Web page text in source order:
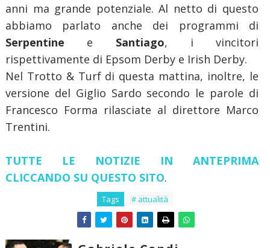
anni ma grande potenziale. Al netto di questo
abbiamo parlato anche dei programmi di
Serpentine e Santiago, i vincitori
rispettivamente di Epsom Derby e Irish Derby.
Nel Trotto & Turf di questa mattina, inoltre, le
versione del Giglio Sardo secondo le parole di
Francesco Forma rilasciate al direttore Marco
Trentini.
TUTTE LE NOTIZIE IN ANTEPRIMA
CLICCANDO SU QUESTO SITO.
Tags # attualità